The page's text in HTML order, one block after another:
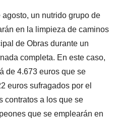
un nutrido grupo de
en la limpieza de caminos
de Obras durante un
completa. En este caso,
de 4.673 euros que se
euros sufragados por el
contratos a los que se
que se emplearán en